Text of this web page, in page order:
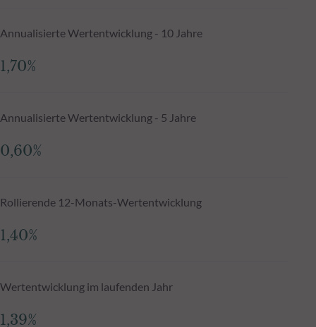
Annualisierte Wertentwicklung - 10 Jahre
1,70%
Annualisierte Wertentwicklung - 5 Jahre
0,60%
Rollierende 12-Monats-Wertentwicklung
1,40%
Wertentwicklung im laufenden Jahr
1,39%